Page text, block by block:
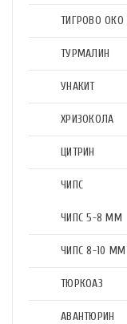
ТИГРОВО ОКО
ТУРМАЛИН
УНАКИТ
ХРИЗОКОЛА
ЦИТРИН
ЧИПС
ЧИПС 5-8 ММ
ЧИПС 8-10 ММ
ТЮРКОАЗ
АВАНТЮРИН